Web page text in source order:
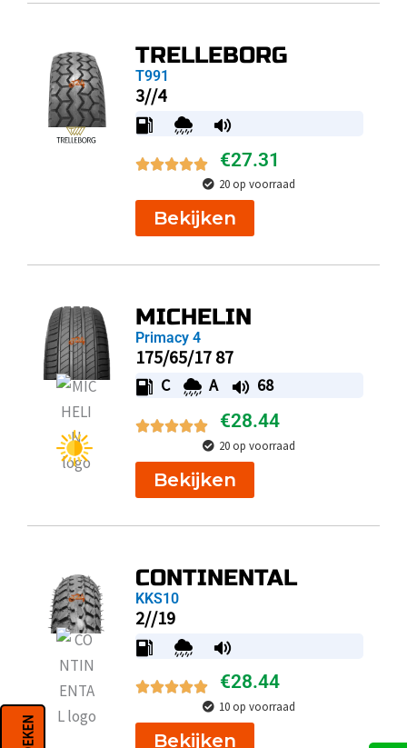
TRELLEBORG
T991
3//4
€27.31
20 op voorraad
Bekijken
MICHELIN
Primacy 4
175/65/17 87
C A 68
€28.44
20 op voorraad
Bekijken
CONTINENTAL
KKS10
2//19
€28.44
10 op voorraad
Bekijken